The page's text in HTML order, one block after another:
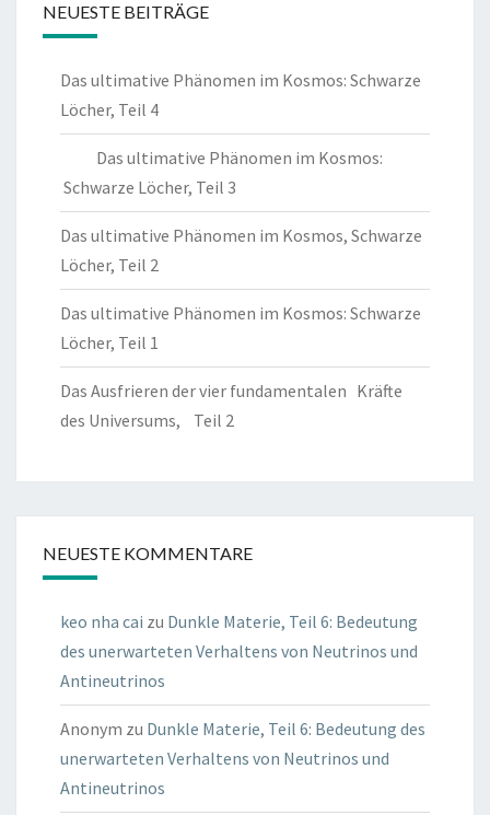
NEUESTE BEITRÄGE
Das ultimative Phänomen im Kosmos: Schwarze
Löcher, Teil 4
Das ultimative Phänomen im Kosmos:
Schwarze Löcher, Teil 3
Das ultimative Phänomen im Kosmos, Schwarze
Löcher, Teil 2
Das ultimative Phänomen im Kosmos: Schwarze
Löcher, Teil 1
Das Ausfrieren der vier fundamentalen Kräfte
des Universums, Teil 2
NEUESTE KOMMENTARE
keo nha cai zu Dunkle Materie, Teil 6: Bedeutung
des unerwarteten Verhaltens von Neutrinos und
Antineutrinos
Anonym zu Dunkle Materie, Teil 6: Bedeutung des
unerwarteten Verhaltens von Neutrinos und
Antineutrinos